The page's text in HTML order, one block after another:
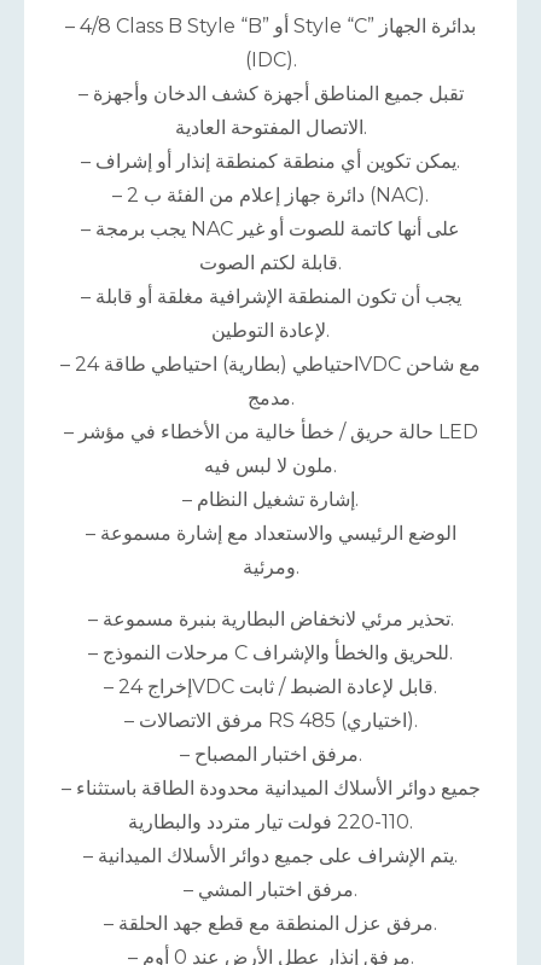
– 4/8 Class B Style “B” أو Style “C” بدائرة الجهاز
(IDC).
– تقبل جميع المناطق أجهزة كشف الدخان وأجهزة
الاتصال المفتوحة العادية.
– يمكن تكوين أي منطقة كمنطقة إنذار أو إشراف.
– 2 دائرة جهاز إعلام من الفئة ب (NAC).
– يجب برمجة NAC على أنها كاتمة للصوت أو غير
قابلة لكتم الصوت.
– يجب أن تكون المنطقة الإشرافية مغلقة أو قابلة
لإعادة التوطين.
– احتياطي (بطارية) احتياطي طاقة 24VDC مع شاحن
مدمج.
– حالة حريق / خطأ خالية من الأخطاء في مؤشر LED
ملون لا لبس فيه.
– إشارة تشغيل النظام.
– الوضع الرئيسي والاستعداد مع إشارة مسموعة
ومرئية.
– تحذير مرئي لانخفاض البطارية بنبرة مسموعة.
– مرحلات النموذج C للحريق والخطأ والإشراف.
– إخراج 24VDC قابل لإعادة الضبط / ثابت.
– مرفق الاتصالات RS 485 (اختياري).
– مرفق اختبار المصباح.
– جميع دوائر الأسلاك الميدانية محدودة الطاقة باستثناء
110-220 فولت تيار متردد والبطارية.
– يتم الإشراف على جميع دوائر الأسلاك الميدانية.
– مرفق اختبار المشي.
– مرفق عزل المنطقة مع قطع جهد الحلقة.
– مرفق إنذار عطل الأرض عند 0 أوم.